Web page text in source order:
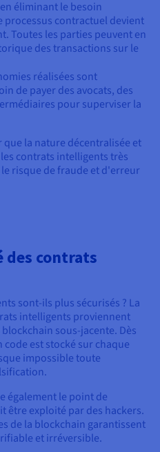
éliminant le besoin
contractuel devient
Toutes les parties peuvent en
des transactions sur le
réalisées sont
de payer des avocats, des
pour superviser la
la nature décentralisée et
contrats intelligents très
risque de fraude et d'erreur
contrats
sont-ils plus sécurisés ? La
intelligents proviennent
sous-jacente. Dès
est stocké sur chaque
impossible toute
également le point de
exploité par des hackers.
de la blockchain garantissent
et irréversible.